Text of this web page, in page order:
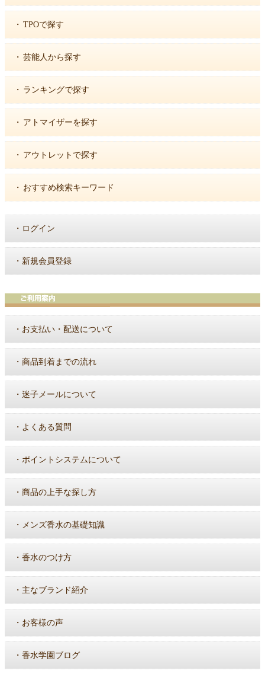
・ TPOで探す
・ 芸能人から探す
・ ランキングで探す
・ アトマイザーを探す
・ アウトレットで探す
・ おすすめ検索キーワード
・ ログイン
・ 新規会員登録
・ お支払い・配送について
・ 商品到着までの流れ
・ 迷子メールについて
・ よくある質問
・ ポイントシステムについて
・ 商品の上手な探し方
・ メンズ香水の基礎知識
・ 香水のつけ方
・ 主なブランド紹介
・ お客様の声
・ 香水学園ブログ